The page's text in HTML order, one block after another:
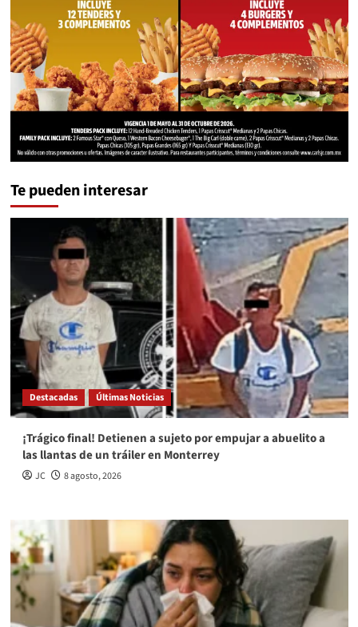
Te pueden interesar
Destacadas Últimas Noticias
¡Trágico final! Detienen a sujeto por empujar a abuelito a
las llantas de un tráiler en Monterrey
JC 8 agosto, 2026